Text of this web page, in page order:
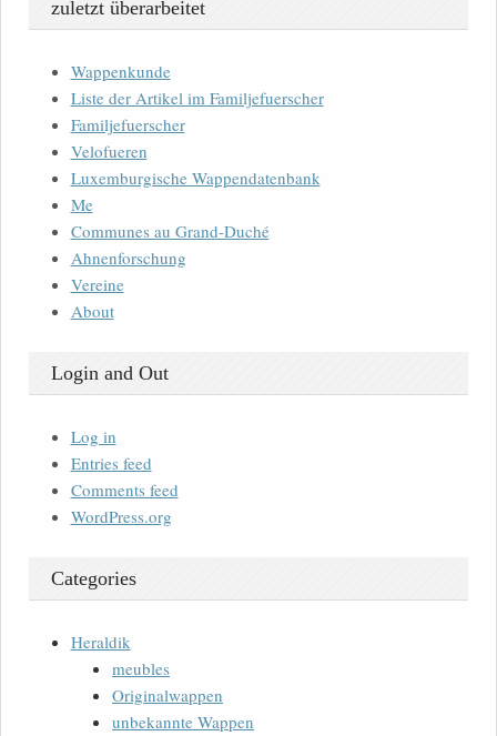
zuletzt überarbeitet
Wappenkunde
Liste der Artikel im Familjefuerscher
Familjefuerscher
Velofueren
Luxemburgische Wappendatenbank
Me
Communes au Grand-Duché
Ahnenforschung
Vereine
About
Login and Out
Log in
Entries feed
Comments feed
WordPress.org
Categories
Heraldik
meubles
Originalwappen
unbekannte Wappen